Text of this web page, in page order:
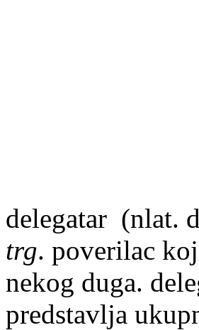
delegatar (nlat.
trg. poverilac
nekog duga.
predstavlja